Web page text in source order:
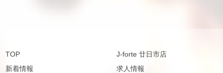
TOP
新着情報
J-forte 廿日市店
求人情報